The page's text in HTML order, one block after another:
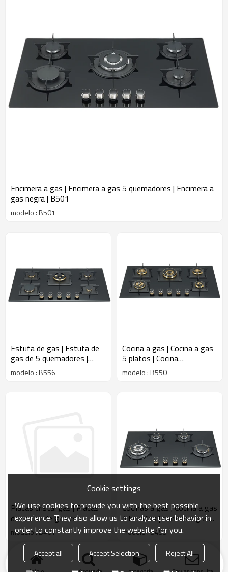
Encimera a gas | Encimera a gas 5 quemadores | Encimera a
gas negra | B501
modelo : B501
Estufa de gas | Estufa de
gas de 5 quemadores |
Estufa de gas empotrada |
B556
modelo : B556
Cocina a gas | Cocina a gas
5 platos | Cocina
empotrada a gas | B550
modelo : B550
Placas cristal gas | Placas
de cocina de gas con
plancha integrada | Placa de
gas 4 fuegos | B401
modelo : B401
Cocinas a gas | Cocina a gas
4 hornillas | cocinas a gas
modernas | B455
modelo : B455
producto Palabras Claves Blog Noticias
Caso
Problemas comunes
Cookie settings
We use cookies to provide you with the best possible
experience. They also allow us to analyze user behavior in
order to constantly improve the website for you.
Accept all Accept Selection
Reject All